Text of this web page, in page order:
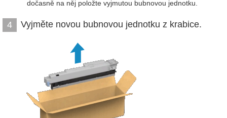
dočasně na něj položte vyjmutou bubnovou jednotku.
4 Vyjměte novou bubnovou jednotku z krabice.